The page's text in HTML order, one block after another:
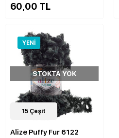
60,00 TL
YENI
15 Çeşit
STOKTA YOK
Alize Puffy Fur 6122